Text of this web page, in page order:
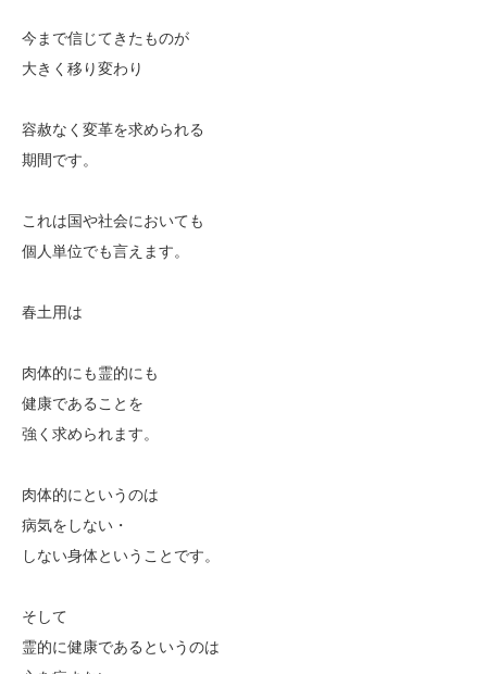
今まで信じてきたものが
大きく移り変わり
容赦なく変革を求められる
期間です。
これは国や社会においても
個人単位でも言えます。
春土用は
肉体的にも霊的にも
健康であることを
強く求められます。
肉体的にというのは
病気をしない・
しない身体ということです。
そして
霊的に健康であるというのは